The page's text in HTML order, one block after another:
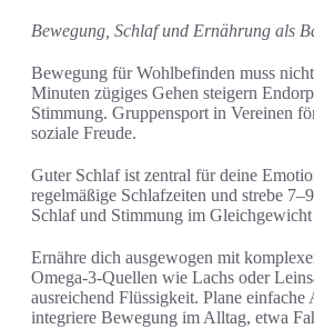
Bewegung, Schlaf und Ernährung als
Bewegung für Wohlbefinden muss
Minuten zügiges Gehen steigern
Stimmung. Gruppensport in Vereinen
soziale Freude.
Guter Schlaf ist zentral für deine
regelmäßige Schlafzeiten und strebe
Schlaf und Stimmung im
Ernähre dich ausgewogen mit
Omega-3-Quellen wie Lachs oder
ausreichend Flüssigkeit. Plane einfache
integriere Bewegung im Alltag, etwa